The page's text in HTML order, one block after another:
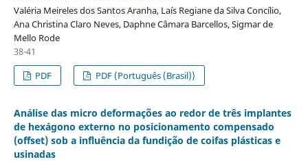
Valéria Meireles dos Santos Aranha, Laís Regiane da Silva Concílio,
Ana Christina Claro Neves, Daphne Câmara Barcellos, Sigmar de
Mello Rode
38-41
PDF
PDF (Português (Brasil))
Análise das micro deformações ao redor de três implantes
de hexágono externo no posicionamento compensado
(offset) sob a influência da fundição de coifas plásticas e
usinadas